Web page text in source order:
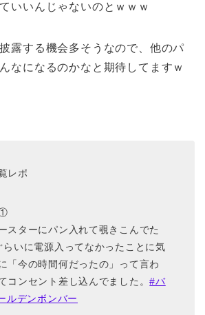
いいんじゃないのとｗｗｗ
露する機会多そうなので、他のパ
なになるのかなと期待してますｗ
レポ
スターにパン入れて覗きこんでた
らいに電源入ってなかったことに気
「今の時間何だったの」って言わ
コンセント差し込んでました。#バ
ルデンボンバー